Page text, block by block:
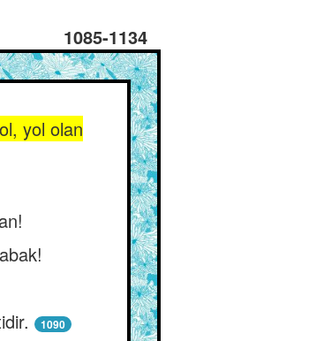
1085-1134
yol olan
1090